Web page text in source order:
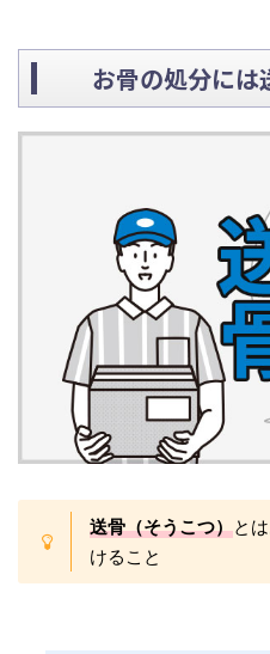
お骨の処分には
送骨（そうこつ）と
けること